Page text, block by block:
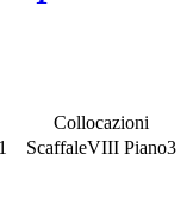
Collocazioni
ScaffaleVIII Piano3